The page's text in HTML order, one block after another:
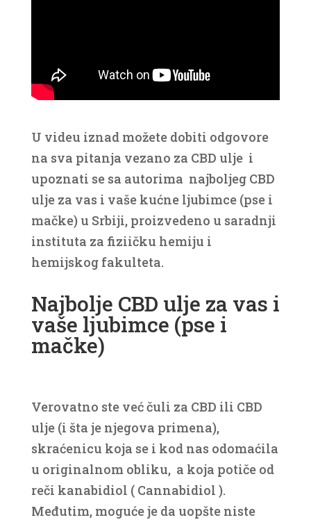
U videu iznad možete dobiti odgovore
na sva pitanja vezano za CBD ulje i
upoznati se sa autorima najboljeg CBD
ulje za vas i vaše kućne ljubimce (pse i
mačke) u Srbiji, proizvedeno u saradnji
instituta za fiziičku hemiju i
hemijskog fakulteta.
Najbolje CBD ulje za vas i
vaše ljubimce (pse i
mačke)
Verovatno ste već čuli za CBD ili CBD
ulje (i šta je njegova primena),
skraćenicu koja se i kod nas odomaćila
u originalnom obliku, a koja potiče od
reči kanabidiol ( Cannabidiol ).
Međutim, moguće je da uopšte niste